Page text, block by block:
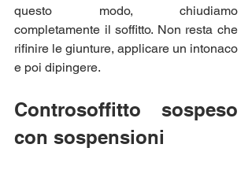
questo modo, chiudiamo
completamente il soffitto. Non resta che
rifinire le giunture, applicare un intonaco
e poi dipingere.
Controsoffitto sospeso
con sospensioni